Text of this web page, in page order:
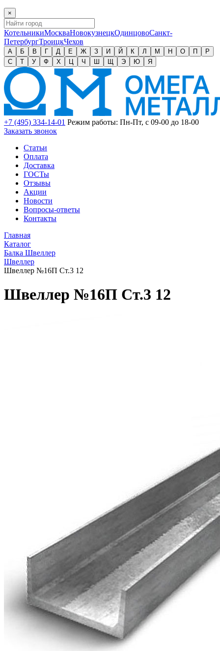
×
КотельникиМоскваНовокузнецкОдинцовоСанкт-
ПетербургТроицкЧехов
А Б В Г Д Е Ж З И Й К Л М Н О П
Р
С
Т У Ф Х Ц Ч Ш Щ Э Ю Я
+7 (495) 334-14-01 Режим работы: Пн-Пт, с 09-00 до 18-00
Заказать звонок
Статьи
Оплата
Доставка
ГОСТы
Отзывы
Акции
Новости
Вопросы-ответы
Контакты
Главная
Каталог
Балка Швеллер
Швеллер
Швеллер №16П Ст.3 12
Швеллер №16П Ст.3 12